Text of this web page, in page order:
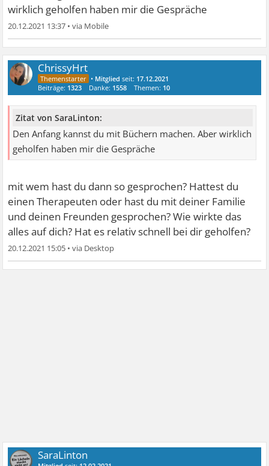
wirklich geholfen haben mir die Gespräche
20.12.2021 13:37 •
ChrissyHrt
• Mitglied seit: 17.12.2021
Beiträge: 1323 Danke: 1558 Themen: 10
Zitat von SaraLinton:
Den Anfang kannst du mit Büchern machen. Aber wirklich
geholfen haben mir die Gespräche
mit wem hast du dann so gesprochen? Hattest du
einen Therapeuten oder hast du mit deiner Familie
und deinen Freunden gesprochen? Wie wirkte das
alles auf dich? Hat es relativ schnell bei dir geholfen?
20.12.2021 15:05 •
SaraLinton